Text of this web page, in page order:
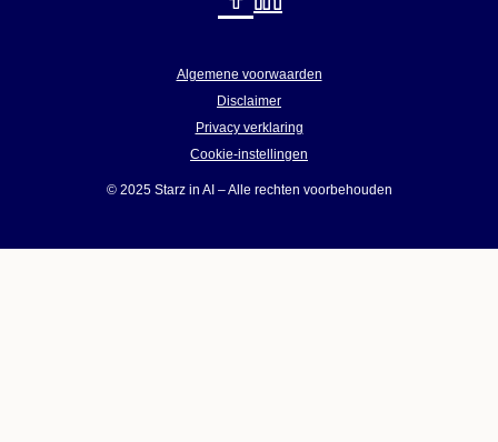
Algemene voorwaarden
Disclaimer
Privacy verklaring
Cookie-instellingen
© 2025 Starz in AI – Alle rechten voorbehouden